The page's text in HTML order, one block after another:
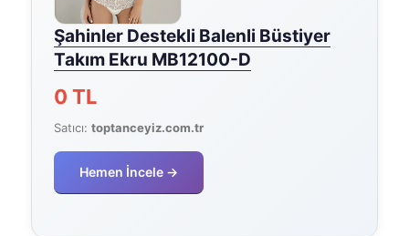
Şahinler Destekli Balenli Büstiyer
Takım Ekru MB12100-D
0 TL
Satıcı:toptanceyiz.com.tr
Hemen İncele →